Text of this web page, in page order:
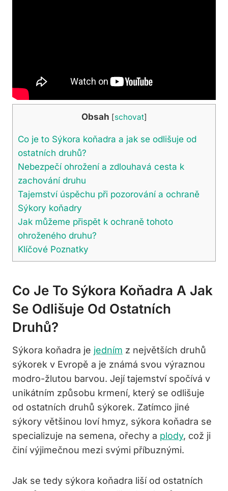
Obsah [schovat]
Co je to Sýkora koňadra a jak se odlišuje od
ostatních druhů?
Nebezpečí ohrožení a zdlouhavá cesta k
zachování druhu
Tajemství úspěchu při pozorování a ochraně
Sýkory koňadry
Jak můžeme přispět k ochraně tohoto
ohroženého druhu?
Klíčové Poznatky
Co Je To Sýkora Koňadra A Jak
Se Odlišuje Od Ostatních
Druhů?
Sýkora koňadra je jedním z největších druhů
sýkorek v Evropě a je známá svou výraznou
modro-žlutou barvou. Její tajemství spočívá v
unikátním způsobu krmení, který se odlišuje
od ostatních druhů sýkorek. Zatímco jiné
sýkory většinou loví hmyz, sýkora koňadra se
specializuje na semena, ořechy a plody, což ji
činí výjimečnou mezi svými příbuznými.
Jak se tedy sýkora koňadra liší od ostatních